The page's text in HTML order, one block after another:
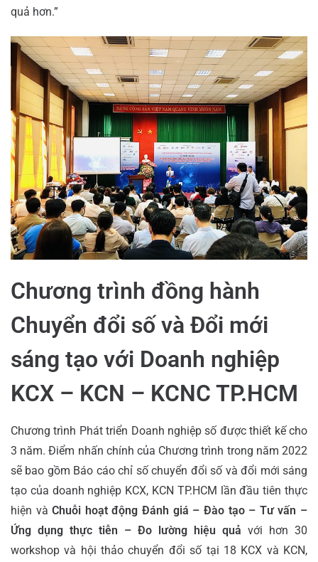
quả hơn.”
Chương trình đồng hành
Chuyển đổi số và Đổi mới
sáng tạo với Doanh nghiệp
KCX – KCN – KCNC TP.HCM
Chương trình Phát triển Doanh nghiệp số được thiết kế cho
3 năm. Điểm nhấn chính của Chương trình trong năm 2022
sẽ bao gồm Báo cáo chỉ số chuyển đổi số và đổi mới sáng
tạo của doanh nghiệp KCX, KCN TP.HCM lần đầu tiên thực
hiện vàChuỗi hoạt động Đánh giá – Đào tạo – Tư vấn –
Ứng dụng thực tiễn – Đo lường hiệu quả với hơn 30
workshop và hội thảo chuyển đổi số tại 18 KCX và KCN,